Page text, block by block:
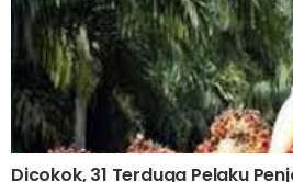
Dicokok, 31 Terduga Pelaku